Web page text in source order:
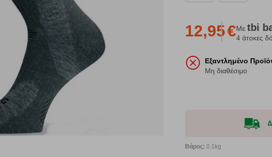
12,95€Με tbi
4 άτοκες
Εξαντλημένο
Μη διαθέσιμο
Βάρος: 0.1kg